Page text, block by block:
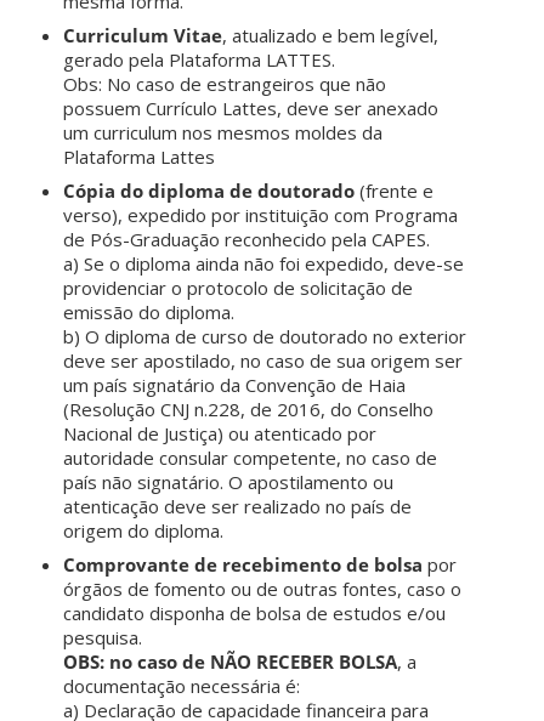
Curriculum Vitae, atualizado e bem legível,
gerado pela Plataforma LATTES.
Obs: No caso de estrangeiros que não
possuem Currículo Lattes, deve ser anexado
um curriculum nos mesmos moldes da
Plataforma Lattes
Cópia do diploma de doutorado (frente e
verso), expedido por instituição com Programa
de Pós-Graduação reconhecido pela CAPES.
a) Se o diploma ainda não foi expedido, deve-se
providenciar o protocolo de solicitação de
emissão do diploma.
b) O diploma de curso de doutorado no exterior
deve ser apostilado, no caso de sua origem ser
um país signatário da Convenção de Haia
(Resolução CNJ n.228, de 2016, do Conselho
Nacional de Justiça) ou atenticado por
autoridade consular competente, no caso de
país não signatário. O apostilamento ou
atenticação deve ser realizado no país de
origem do diploma.
Comprovante de recebimento de bolsa por
órgãos de fomento ou de outras fontes, caso o
candidato disponha de bolsa de estudos e/ou
pesquisa.
OBS: no caso de NÃO RECEBER BOLSA, a
documentação necessária é:
a) Declaração de capacidade financeira para